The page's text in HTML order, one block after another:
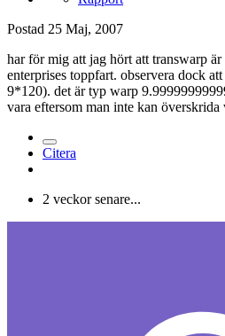
Postad 25 Maj, 2007
har för mig att jag hört att transwarp
enterprises toppfart. observera dock
9*120). det är typ warp
vara eftersom man inte kan överskrida
Citera
2 veckor senare...